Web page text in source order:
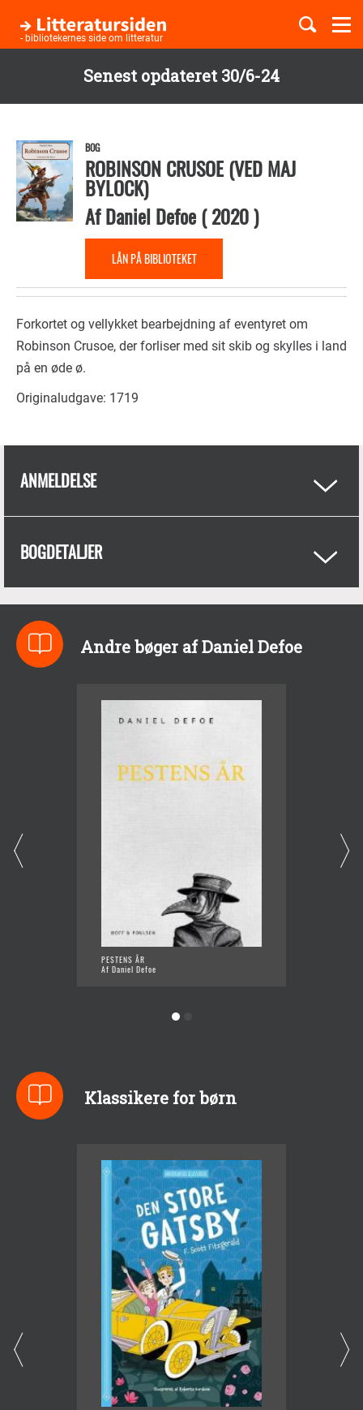
Senest opdateret 30/6-24
hovedindhold
- bibliotekernes side om litteratur
Børnebøger
Temaer
BOG
ROBINSON CRUSOE (VED MAJ
BYLOCK)
AfDaniel Defoe(2020)
LÅN PÅ BIBLIOTEKET
Forkortet og vellykket bearbejdning af eventyret om
Robinson Crusoe, der forliser med sit skib og skylles i land
på en øde ø.
Originaludgave: 1719
ANMELDELSE
BOGDETALJER
Andre bøger af Daniel Defoe
PESTENS ÅR
Af Daniel Defoe
Klassikere for børn